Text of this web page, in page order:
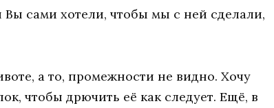
сами хотели, чтобы мы с ней сделали,
а то, промежности не видно. Хочу
чтобы дрючить её как следует. Ещё, в